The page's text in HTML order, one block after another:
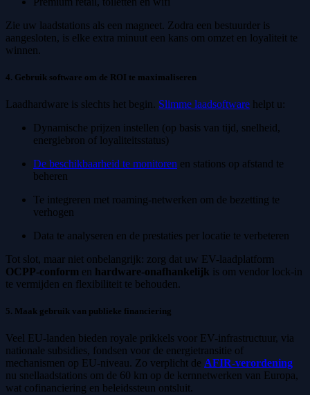
Zie uw laadstations als een magneet. Zodra een bestuurder is
aangesloten, is elke extra minuut een kans om omzet en loyaliteit te
winnen.
4. Gebruik software om de ROI te maximaliseren
Laadhardware is slechts het begin. Slimme laadsoftware helpt u:
Dynamische prijzen instellen (op basis van tijd, snelheid,
energiebron of loyaliteitsstatus)
De beschikbaarheid te monitoren en stations op afstand te
beheren
Te integreren met roaming-netwerken om de bezetting te
verhogen
Data te analyseren en de prestaties per locatie te verbeteren
Tot slot, maar niet onbelangrijk: zorg dat uw EV-laadplatform
OCPP-conform en hardware-onafhankelijk is om vendor lock-in
te vermijden en flexibiliteit te behouden.
5. Maak gebruik van publieke financiering
Veel EU-landen bieden royale prikkels voor EV-infrastructuur, via
nationale subsidies, fondsen voor de energietransitie of
mechanismen op EU-niveau. Zo verplicht de AFIR-verordening
nu snellaadstations om de 60 km op de kernnetwerken van Europa,
wat cofinanciering en beleidssteun ontsluit.